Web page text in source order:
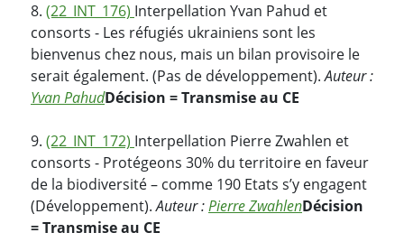
8. (22_INT_176) Interpellation Yvan Pahud et
consorts - Les réfugiés ukrainiens sont les
bienvenus chez nous, mais un bilan provisoire le
serait également. (Pas de développement).Auteur :
Yvan PahudDécision = Transmise au CE
9. (22_INT_172) Interpellation Pierre Zwahlen et
consorts - Protégeons 30% du territoire en faveur
de la biodiversité – comme 190 Etats s’y engagent
(Développement).Auteur :Pierre ZwahlenDécision
= Transmise au CE